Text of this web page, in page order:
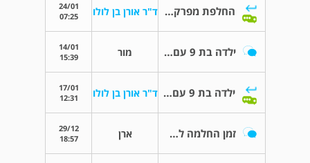
החלפת מפרק ירך בימין ובשמאל ד"ר אורן בן לולו
24/01
07:25
ילדה בת 9 עם ציסטה אחרי בדיקות רגל נפוחה מור
14/01
15:39
ילדה בת 9 עם ציסטה אחרי בדיקות רגל נפוחה ד"ר אורן בן לולו
17/01
12:31
זמן החלמה לאחר ניתוח החלפת מפרק ירך ארן
29/12
18:57